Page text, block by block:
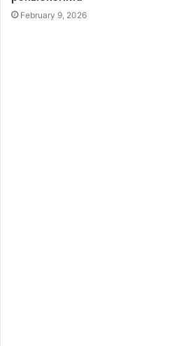
February 9, 2026